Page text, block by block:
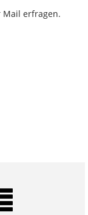
Mail erfragen.